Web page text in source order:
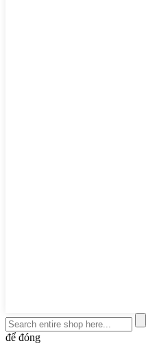
để đóng